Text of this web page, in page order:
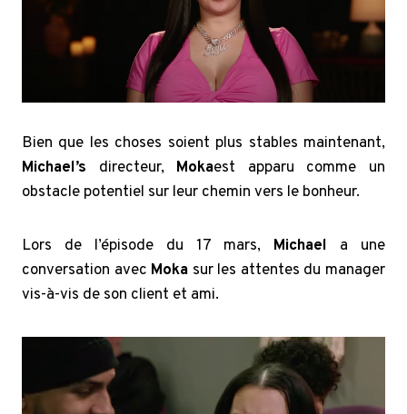
Bien que les choses soient plus stables maintenant,
Michael’s directeur, Mokaest apparu comme un
obstacle potentiel sur leur chemin vers le bonheur.
Lors de l’épisode du 17 mars, Michael a une
conversation avec Moka sur les attentes du manager
vis-à-vis de son client et ami.